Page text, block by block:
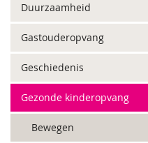
Duurzaamheid
Gastouderopvang
Geschiedenis
Gezonde kinderopvang
Bewegen